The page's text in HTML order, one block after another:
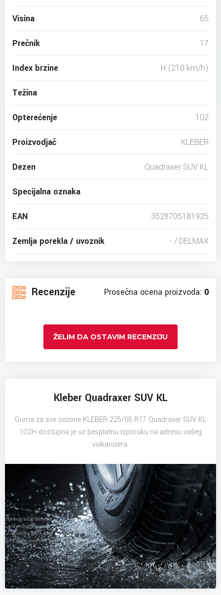
Visina 65
Prečnik 17
Index brzine H (210 km/h)
Težina
Opterećenje 102
Proizvodjač KLEBER
Dezen Quadraxer SUV KL
Specijalna oznaka
EAN 3528705181925
Zemlja porekla / uvoznik - / DELMAX
Recenzije Prosečna ocena proizvoda: 0
ŽELIM DA OSTAVIM RECENZIJU
Kleber Quadraxer SUV KL
Guma za sve sezone KLEBER 225/65 R17 Quadraxer SUV KL
102H dostupna je uz besplatnu isporuku na adresu vašeg
vulkanizera.